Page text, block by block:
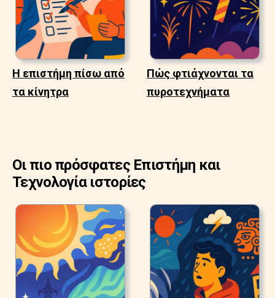
Η επιστήμη πίσω από
τα κίνητρα
Πώς φτιάχνονται τα
πυροτεχνήματα
Οι πιο πρόσφατες Επιστήμη και
Τεχνολογία ιστορίες